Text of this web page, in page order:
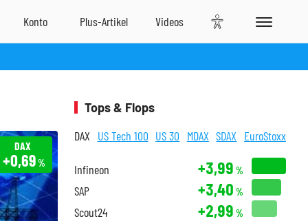
DAX
+0,69%
Tops & Flops
DAX US Tech 100 US 30 MDAX SDAX EuroStoxx
Infineon +3,99 %
SAP +3,40 %
Scout24 +2,99 %